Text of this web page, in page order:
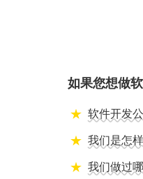
如果您想做
软件开发
我们是怎
我们做过